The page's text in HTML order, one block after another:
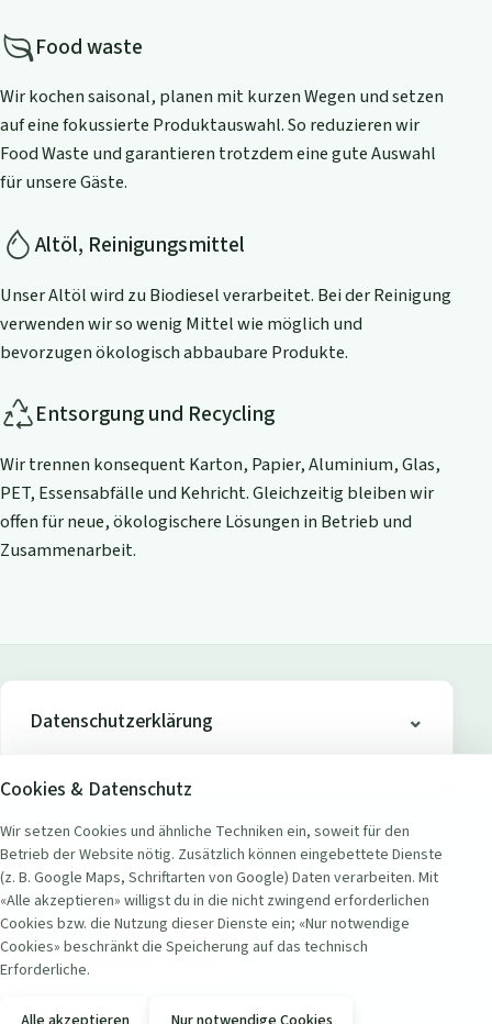
Food waste
Wir kochen saisonal, planen mit kurzen Wegen und setzen
auf eine fokussierte Produktauswahl. So reduzieren wir
Food Waste und garantieren trotzdem eine gute Auswahl
für unsere Gäste.
Altöl, Reinigungsmittel
Unser Altöl wird zu Biodiesel verarbeitet. Bei der Reinigung
verwenden wir so wenig Mittel wie möglich und
bevorzugen ökologisch abbaubare Produkte.
Entsorgung und Recycling
Wir trennen konsequent Karton, Papier, Aluminium, Glas,
PET, Essensabfälle und Kehricht. Gleichzeitig bleiben wir
offen für neue, ökologischere Lösungen in Betrieb und
Zusammenarbeit.
Datenschutzerklärung
ADRESSE
Seerestaurant Badi Wollishofen
Seestrasse 451
8038 Zürich Wollishofen, Schweiz
Cookies & Datenschutz
Wir setzen Cookies und ähnliche Techniken ein, soweit für den
Betrieb der Website nötig. Zusätzlich können eingebettete Dienste
(z. B. Google Maps, Schriftarten von Google) Daten verarbeiten. Mit
«Alle akzeptieren» willigst du in die nicht zwingend erforderlichen
Cookies bzw. die Nutzung dieser Dienste ein; «Nur notwendige
Cookies» beschränkt die Speicherung auf das technisch
Erforderliche.